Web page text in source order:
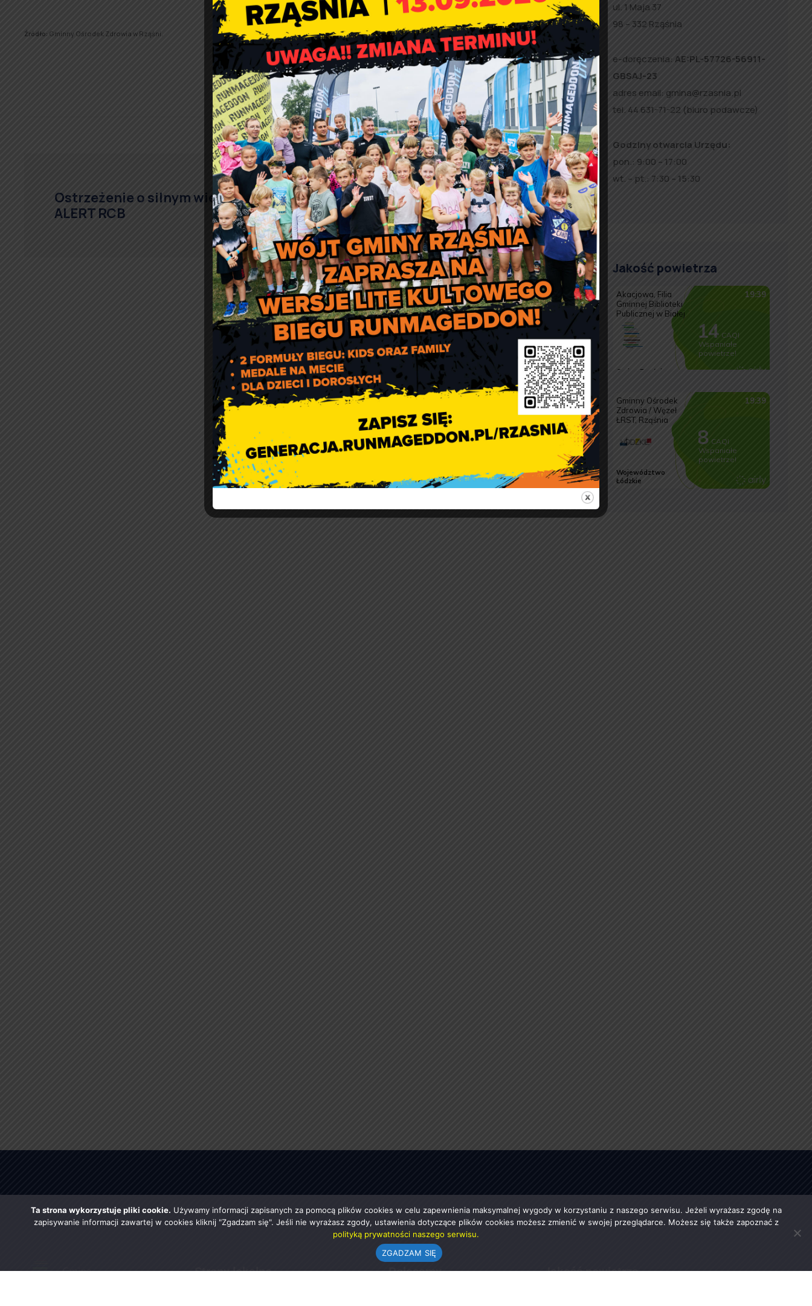
Źródło: Gminny Ośrodek Zdrowia w Rząśni.
Ostrzeżenie o silnym wietrze
ALERT RCB
Odbiór odpadów od
przedsiębiorców w roku 2022
ul. 1 Maja 37
98 – 332 Rząśnia
e-doręczenia: AE:PL-57726-56911-
GBSAJ-23
adres email: gmina@rzasnia.pl
tel. 44 631-71-22 (biuro podawcze)
Godziny otwarcia Urzędu:
pon.: 9:00 – 17:00
wt. – pt.: 7:30 – 15:30
Jakość powietrza
Strony lokalne Polecamy Jakość powietrza
Ta strona wykorzystuje pliki cookie. Używamy informacji zapisanych za pomocą plików cookies w celu zapewnienia maksymalnej wygody w korzystaniu z naszego serwisu. Jeżeli wyrażasz zgodę na
zapisywanie informacji zawartej w cookies kliknij "Zgadzam się". Jeśli nie wyrażasz zgody, ustawienia dotyczące plików cookies możesz zmienić w swojej przeglądarce. Możesz się także zapoznać z
polityką prywatności naszego serwisu.
ZGADZAM SIĘ